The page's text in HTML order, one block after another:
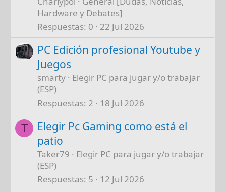
Hardware y Debates]
Respuestas 0 22 Jul 2026
PC Edición profesional Youtube y
Juegos
smarty
Elegir PC para jugar y/o trabajar
(ESP)
Respuestas 2 18 Jul 2026
T
Elegir Pc Gaming como está el
patio
Taker79
Elegir PC para jugar y/o trabajar
(ESP)
Respuestas 5 12 Jul 2026